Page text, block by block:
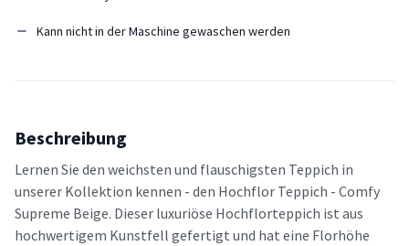
Kann nicht in der Maschine gewaschen werden
Beschreibung
Lernen Sie den weichsten und flauschigsten Teppich in
unserer Kollektion kennen - den Hochflor Teppich - Comfy
Supreme Beige. Dieser luxuriöse Hochflorteppich ist aus
hochwertigem Kunstfell gefertigt und hat eine Florhöhe